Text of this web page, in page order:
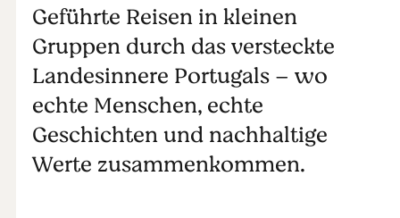
Geführte Reisen in kleinen
Gruppen durch das versteckte
Landesinnere Portugals – wo
echte Menschen, echte
Geschichten und nachhaltige
Werte zusammenkommen.